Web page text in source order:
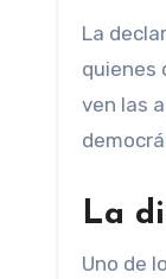
La
quienes
ven las
La
Uno de